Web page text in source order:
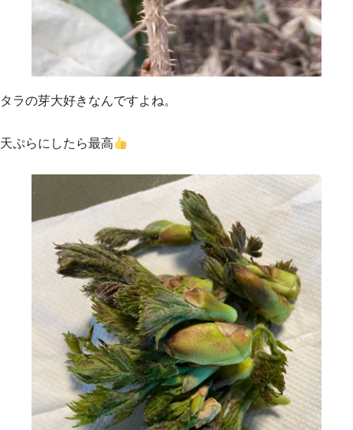
タラの芽大好きなんですよね。
天ぷらにしたら最高